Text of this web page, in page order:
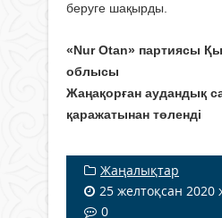
беруге шақырды.
«Nur Otan» партиясы
облысы
Жаңақорған аудандық
қаражатынан төленді
Жаңалықтар
25 желтоқсан 2020
0